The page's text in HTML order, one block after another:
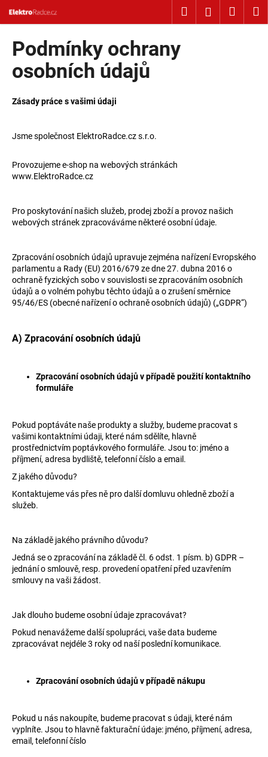
Hledat Přihlášení
Podmínky ochrany
osobních údajů
Zásady práce s vašimi údaji
Jsme společnost ElektroRadce.cz s.r.o.
Provozujeme e-shop na webových stránkách
www.ElektroRadce.cz
Pro poskytovánínašich služeb, prodej zbožía provoz našich
webových stránek zpracováváme některé osobní údaje.
Zpracování osobních údajů upravuje zejména nařízení Evropského
parlamentu a Rady (EU) 2016/679 ze dne 27. dubna 2016 o
ochraně fyzických sobo v souvislosti se zpracováním osobních
údajů a o volném pohybu těchto údajů a o zrušení směrnice
95/46/ES (obecné nařízení o ochraně osobních údajů) („GDPR“)
A) Zpracování osobních údajů
Zpracování osobních údajů v případě použití kontaktního
formuláře
Pokud poptáváte naše produkty a služby, budeme pracovat s
vašimi kontaktními údaji, které nám sdělíte, hlavně
prostřednictvím poptávkového formuláře. Jsou to: jméno a
příjmení, adresa bydliště, telefonní číslo a email.
Z jakého důvodu?
Kontaktujeme vás přes ně pro další domluvu ohlednězboží a
služeb.
Na základě jakého právního důvodu?
Jedná se o zpracování na základě čl. 6 odst. 1 písm. b) GDPR –
jednání o smlouvě, resp. provedení opatření před uzavřením
smlouvy na vaši žádost.
Jak dlouho budeme osobní údaje zpracovávat?
Pokud nenavážeme další spolupráci, vaše data budeme
zpracovávat nejdéle 3 roky od naší poslední komunikace.
Zpracování osobních údajů v případě nákupu
Pokud u nás nakoupíte, budeme pracovat s údaji, které nám
vyplníte. Jsou to hlavně fakturační údaje: jméno, příjmení, adresa,
email, telefonní číslo
Košík
C
o
p
ř
e
b
j
e
e
n
a
j
t
?
D
o
p
o
r
č
u
j
e
SAUNA
LED
RGBW
10M
BALENÍ